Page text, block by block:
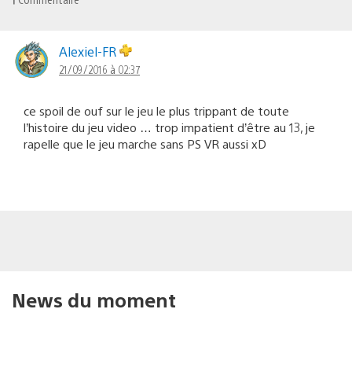
Alexiel-FR
21/09/2016 à 02:37
ce spoil de ouf sur le jeu le plus trippant de toute
l’histoire du jeu video … trop impatient d’être au 13, je
rapelle que le jeu marche sans PS VR aussi xD
News du moment